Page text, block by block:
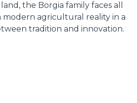
the Borgia family faces all
modern agricultural reality in a
tradition and innovation.